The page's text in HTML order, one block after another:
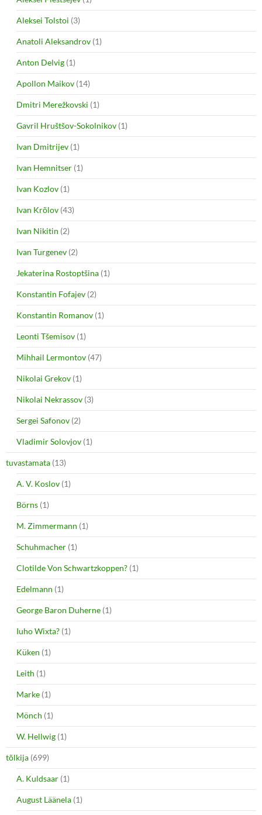
Aleksei Tolstoi (3)
Anatoli Aleksandrov (1)
Anton Delvig (1)
Apollon Maikov (14)
Dmitri Merežkovski (1)
Gavril Hruštšov-Sokolnikov (1)
Ivan Dmitrijev (1)
Ivan Hemnitser (1)
Ivan Kozlov (1)
Ivan Krõlov (43)
Ivan Nikitin (2)
Ivan Turgenev (2)
Jekaterina Rostoptšina (1)
Konstantin Fofajev (2)
Konstantin Romanov (1)
Leonti Tšemisov (1)
Mihhail Lermontov (47)
Nikolai Grekov (1)
Nikolai Nekrassov (3)
Sergei Safonov (2)
Vladimir Solovjov (1)
tuvastamata (13)
A. V. Koslov (1)
Börns (1)
M. Zimmermann (1)
Schuhmacher (1)
Clotilde Von Schwartzkoppen? (1)
Edelmann (1)
George Baron Duherne (1)
Iuho Wixta? (1)
Küken (1)
Leith (1)
Marke (1)
Mönch (1)
W. Hellwig (1)
tõlkija (699)
A. Kuldsaar (1)
August Läänela (1)